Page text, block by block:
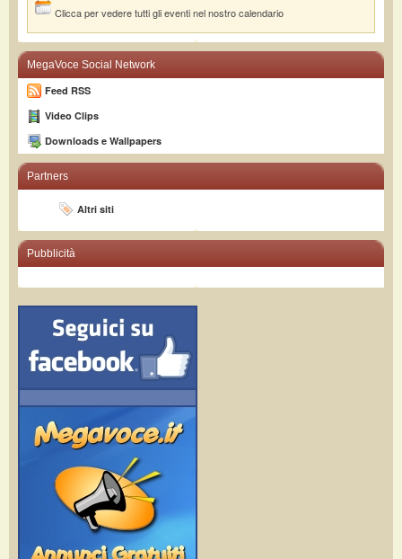
Clicca per vedere tutti gli eventi nel nostro calendario
MegaVoce Social Network
Feed RSS
Video Clips
Downloads e Wallpapers
Partners
Altri siti
Pubblicità